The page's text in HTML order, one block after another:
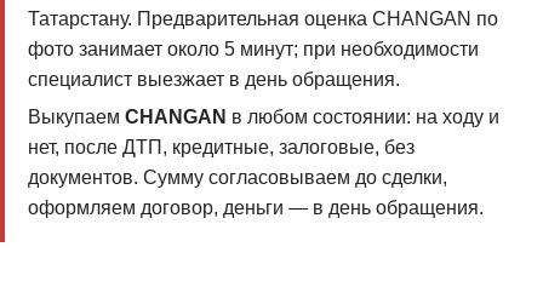
Татарстану. Предварительная оценка CHANGAN по
фото занимает около 5 минут; при необходимости
специалист выезжает в день обращения.
Выкупаем CHANGAN в любом состоянии: на ходу и
нет, после ДТП, кредитные, залоговые, без
документов. Сумму согласовываем до сделки,
оформляем договор, деньги — в день обращения.